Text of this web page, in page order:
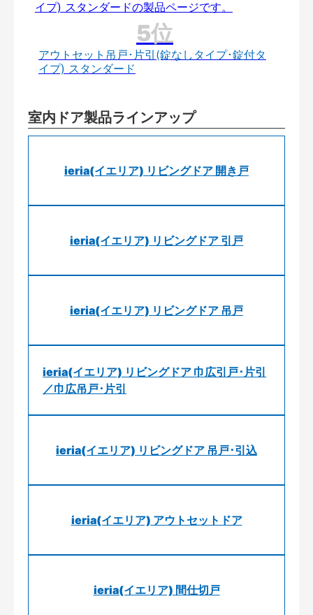
アウトセット吊戸･片引(錠なしタイプ･錠付タ
イプ) スタンダード
室内ドア製品ラインアップ
ieria(イエリア) リビングドア 開き戸
ieria(イエリア) リビングドア 引戸
ieria(イエリア) リビングドア 吊戸
ieria(イエリア) リビングドア 巾広引戸･片引
／巾広吊戸･片引
ieria(イエリア) リビングドア 吊戸･引込
ieria(イエリア) アウトセットドア
ieria(イエリア) 間仕切戸